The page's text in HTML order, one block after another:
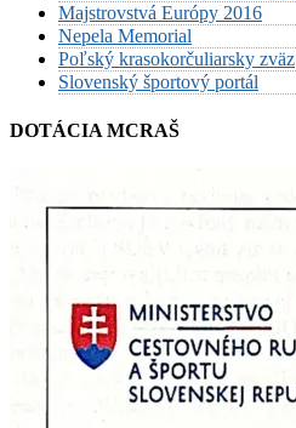
Majstrovstvá Európy 2016
Nepela Memorial
Poľský krasokorčuliarsky zväz
Slovenský športový portál
DOTÁCIA MCRAŠ